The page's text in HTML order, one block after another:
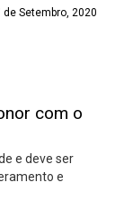
de Setembro, 2020
com o
e deve ser
e